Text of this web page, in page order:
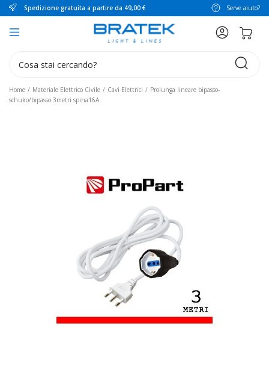
Spedizione gratuita a partire da 49,00 € Serve aiuto?
search
Home Materiale Elettrico Civile Cavi Elettrici
Prolunga lineare bipasso-
schuko/bipasso 3metri spina16A